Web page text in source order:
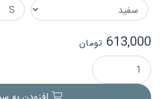
613,000 تومان